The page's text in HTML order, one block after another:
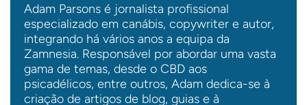
Adam Parsons é jornalista profissional
especializado em canábis, copywriter e autor,
integrando há vários anos a equipa da
Zamnesia. Responsável por abordar uma vasta
gama de temas, desde o CBD aos
psicadélicos, entre outros, Adam dedica-se à
criação de artigos de blog, guias e à